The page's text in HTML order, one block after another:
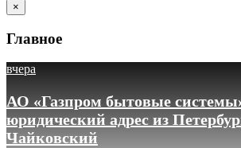
×
Главное
вчера
АО «Газпром бытовые
юридический адрес из
Чайковский